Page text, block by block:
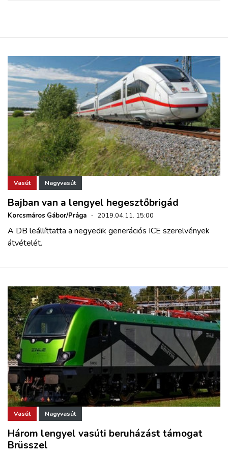
Vasút Nagyvasút
Bajban van a lengyel hegesztőbrigád
Korcsmáros Gábor/Prága · 2019.04.11. 15:00
A DB leállíttatta a negyedik generációs ICE szerelvények
átvételét.
Vasút Nagyvasút
Három lengyel vasúti beruházást támogat
Brüsszel